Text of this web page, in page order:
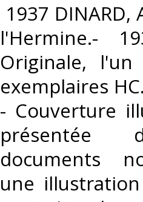
1937
l'Hermine.-
Originale,
exemplaires
- Couverture
présentée
documents
une